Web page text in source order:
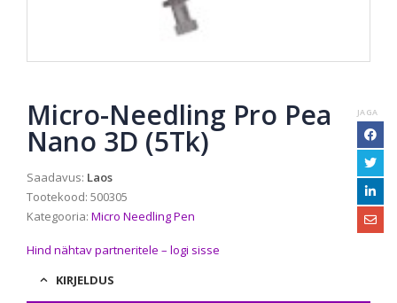
Micro-Needling Pro Pea
Nano 3D (5Tk)
Saadavus: Laos
Tootekood: 500305
Kategooria: Micro Needling Pen
Hind nähtav partneritele – logi sisse
JAGA
KIRJELDUS